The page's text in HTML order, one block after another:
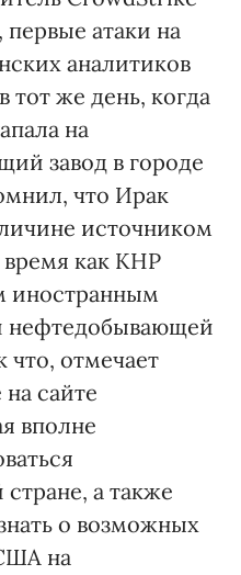
атаки на
аналитиков
же день, когда
на
завод в городе
что Ирак
источником
время как КНР
иностранным
нефтедобывающей
отмечает
сайте
вполне
а также
о возможных
на